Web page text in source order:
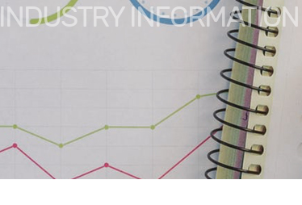
INDUSTRY INFORMATION